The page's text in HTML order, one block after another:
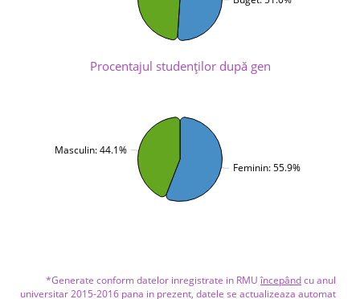
Procentajul studenţilor după gen
Feminin: 55.9%
Masculin: 44.1%
*Generate conform datelor inregistrate in RMUîncepândcu anul
universitar 2015-2016 pana in prezent, datele se actualizeaza automat